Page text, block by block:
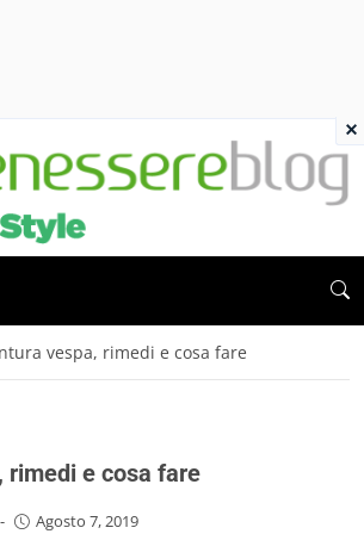
vespa, rimedi e cosa fare
rimedi e cosa fare
- Agosto 7, 2019
×